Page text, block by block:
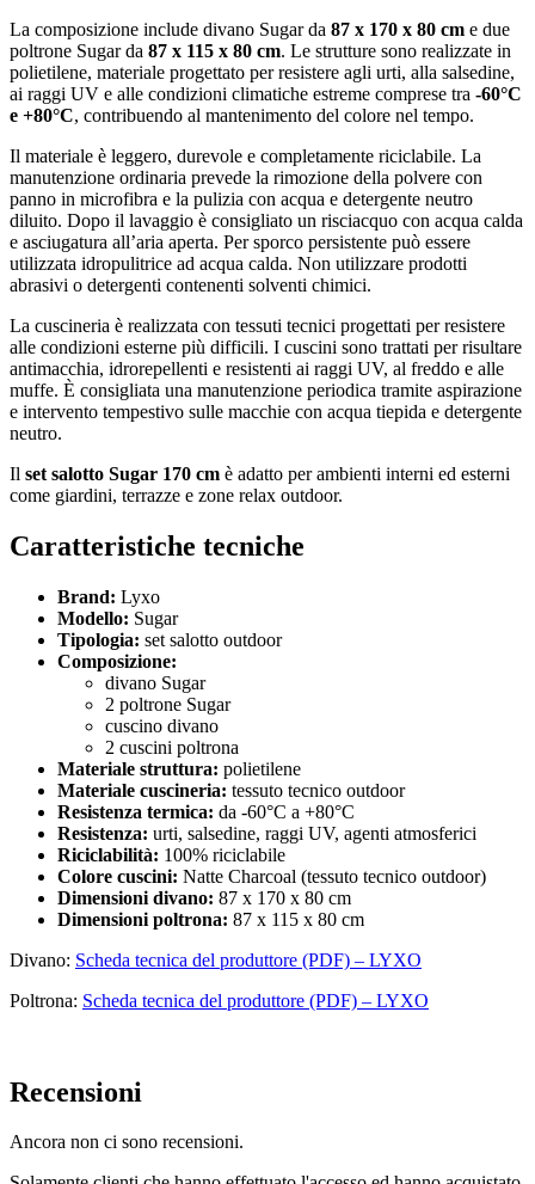
La composizione include divano Sugar da 87 x 170 x 80 cm e due
poltrone Sugar da 87 x 115 x 80 cm. Le strutture sono realizzate in
polietilene, materiale progettato per resistere agli urti, alla salsedine,
ai raggi UV e alle condizioni climatiche estreme comprese tra -60°C
e +80°C, contribuendo al mantenimento del colore nel tempo.
Il materiale è leggero, durevole e completamente riciclabile. La
manutenzione ordinaria prevede la rimozione della polvere con
panno in microfibra e la pulizia con acqua e detergente neutro
diluito. Dopo il lavaggio è consigliato un risciacquo con acqua calda
e asciugatura all’aria aperta. Per sporco persistente può essere
utilizzata idropulitrice ad acqua calda. Non utilizzare prodotti
abrasivi o detergenti contenenti solventi chimici.
La cuscineria è realizzata con tessuti tecnici progettati per resistere
alle condizioni esterne più difficili. I cuscini sono trattati per risultare
antimacchia, idrorepellenti e resistenti ai raggi UV, al freddo e alle
muffe. È consigliata una manutenzione periodica tramite aspirazione
e intervento tempestivo sulle macchie con acqua tiepida e detergente
neutro.
Il set salotto Sugar 170 cm è adatto per ambienti interni ed esterni
come giardini, terrazze e zone relax outdoor.
Caratteristiche tecniche
Brand: Lyxo
Modello: Sugar
Tipologia: set salotto outdoor
Composizione:
divano Sugar
2 poltrone Sugar
cuscino divano
2 cuscini poltrona
Materiale struttura: polietilene
Materiale cuscineria: tessuto tecnico outdoor
Resistenza termica: da -60°C a +80°C
Resistenza: urti, salsedine, raggi UV, agenti atmosferici
Riciclabilità: 100% riciclabile
Colore cuscini: Natte Charcoal (tessuto tecnico outdoor)
Dimensioni divano: 87 x 170 x 80 cm
Dimensioni poltrona: 87 x 115 x 80 cm
Divano: Scheda tecnica del produttore (PDF) – LYXO
Poltrona: Scheda tecnica del produttore (PDF) – LYXO
Recensioni
Ancora non ci sono recensioni.